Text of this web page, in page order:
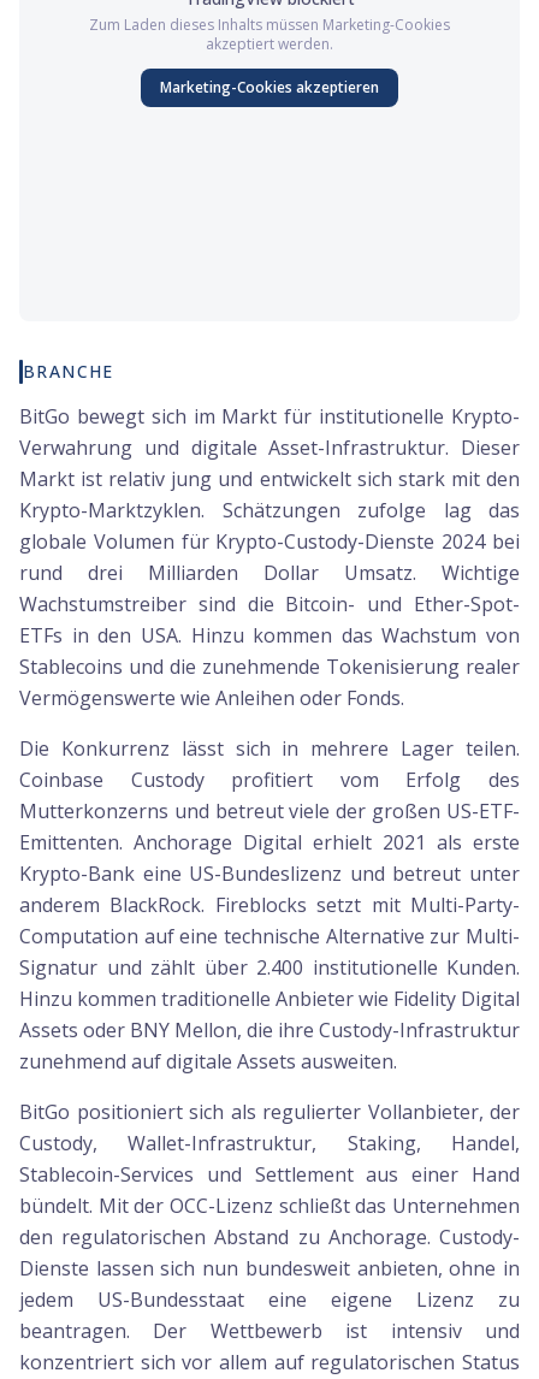
Zum Laden dieses Inhalts müssen Marketing-Cookies
akzeptiert werden.
Marketing-Cookies akzeptieren
BRANCHE
BitGo bewegt sich im Markt für institutionelle Krypto-
Verwahrung und digitale Asset-Infrastruktur. Dieser
Markt ist relativ jung und entwickelt sich stark mit den
Krypto-Marktzyklen. Schätzungen zufolge lag das
globale Volumen für Krypto-Custody-Dienste 2024 bei
rund drei Milliarden Dollar Umsatz. Wichtige
Wachstumstreiber sind die Bitcoin- und Ether-Spot-
ETFs in den USA. Hinzu kommen das Wachstum von
Stablecoins und die zunehmende Tokenisierung realer
Vermögenswerte wie Anleihen oder Fonds.
Die Konkurrenz lässt sich in mehrere Lager teilen.
Coinbase Custody profitiert vom Erfolg des
Mutterkonzerns und betreut viele der großen US-ETF-
Emittenten. Anchorage Digital erhielt 2021 als erste
Krypto-Bank eine US-Bundeslizenz und betreut unter
anderem BlackRock. Fireblocks setzt mit Multi-Party-
Computation auf eine technische Alternative zur Multi-
Signatur und zählt über 2.400 institutionelle Kunden.
Hinzu kommen traditionelle Anbieter wie Fidelity Digital
Assets oder BNY Mellon, die ihre Custody-Infrastruktur
zunehmend auf digitale Assets ausweiten.
BitGo positioniert sich als regulierter Vollanbieter, der
Custody, Wallet-Infrastruktur, Staking, Handel,
Stablecoin-Services und Settlement aus einer Hand
bündelt. Mit der OCC-Lizenz schließt das Unternehmen
den regulatorischen Abstand zu Anchorage. Custody-
Dienste lassen sich nun bundesweit anbieten, ohne in
jedem US-Bundesstaat eine eigene Lizenz zu
beantragen. Der Wettbewerb ist intensiv und
konzentriert sich vor allem auf regulatorischen Status